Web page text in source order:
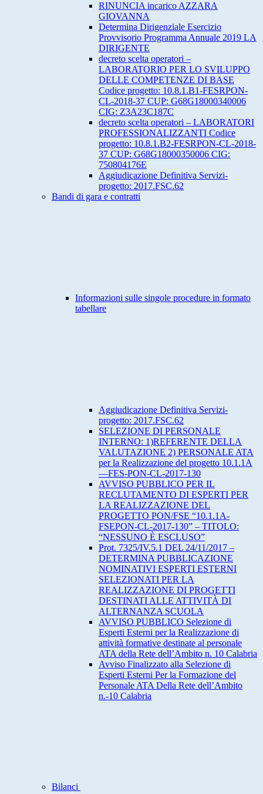
RINUNCIA incarico AZZARA
GIOVANNA
Determina Dirigenziale Esercizio
Provvisorio Programma Annuale 2019 LA
DIRIGENTE
decreto scelta operatori –
LABORATORIO PER LO SVILUPPO
DELLE COMPETENZE DI BASE
Codice progetto: 10.8.1.B1-FESRPON-
CL-2018-37 CUP: G68G18000340006
CIG: Z3A23C187C
decreto scelta operatori – LABORATORI
PROFESSIONALIZZANTI Codice
progetto: 10.8.1.B2-FESRPON-CL-2018-
37 CUP: G68G18000350006 CIG:
750804176E
Aggiudicazione Definitiva Servizi-
progetto: 2017.FSC.62
Bandi di gara e contratti
Informazioni sulle singole procedure in formato
tabellare
Aggiudicazione Definitiva Servizi-
progetto: 2017.FSC.62
SELEZIONE DI PERSONALE
INTERNO: 1)REFERENTE DELLA
VALUTAZIONE 2) PERSONALE ATA
per la Realizzazione del progetto 10.1.1A
—FES-PON-CL-2017-130
AVVISO PUBBLICO PER IL
RECLUTAMENTO DI ESPERTI PER
LA REALIZZAZIONE DEL
PROGETTO PON/FSE “10.1.1A-
FSEPON-CL-2017-130” – TITOLO:
“NESSUNO È ESCLUSO”
Prot. 7325/IV.5.1 DEL 24/11/2017 –
DETERMINA PUBBLICAZIONE
NOMINATIVI ESPERTI ESTERNI
SELEZIONATI PER LA
REALIZZAZIONE DI PROGETTI
DESTINATI ALLE ATTIVITÀ DI
ALTERNANZA SCUOLA
AVVISO PUBBLICO Selezione di
Esperti Esterni per la Realizzazione di
attività formative destinate al personale
ATA della Rete dell’Ambito n. 10 Calabria
Avviso Finalizzato alla Selezione di
Esperti Esterni Per la Formazione del
Personale ATA Della Rete dell’Ambito
n.-10 Calabria
Bilanci